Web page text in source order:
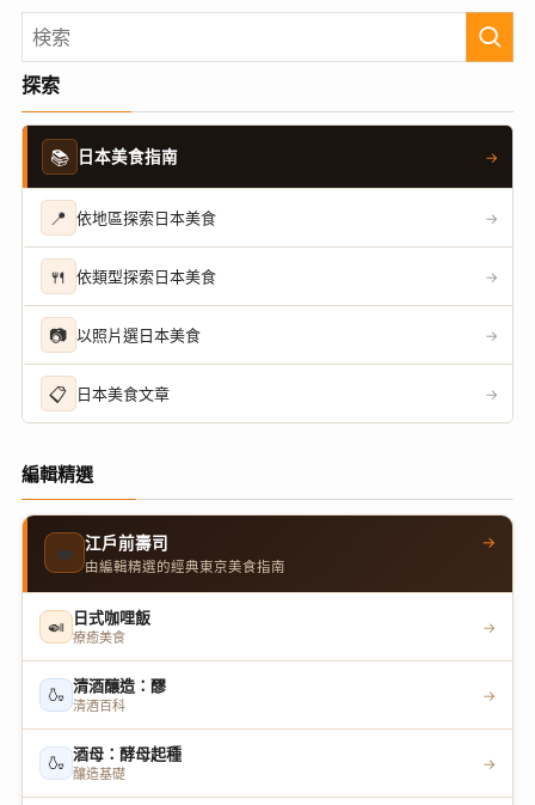
探索
📚 日本美食指南 →
📍 依地區探索日本美食 →
🍴 依類型探索日本美食 →
📷 以照片選日本美食 →
📋 日本美食文章 →
編輯精選
🍣 江戶前壽司
由編輯精選的經典東京美食指南
→
🍛 日式咖哩飯
療癒美食
→
🍶 清酒釀造：醪
清酒百科
→
🍶 酒母：酵母起種
釀造基礎
→